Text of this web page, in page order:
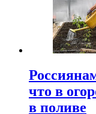
что в
в поливе